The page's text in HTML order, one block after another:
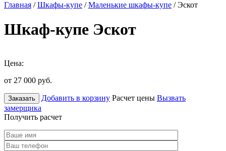
Главная /Шкафы-купе /Маленькие шкафы-купе / Эскот
Шкаф-купе Эскот
Цена:
от 27 000 руб.
Заказать Добавить в корзину Расчет цены Вызвать
замерщика
Получить расчет